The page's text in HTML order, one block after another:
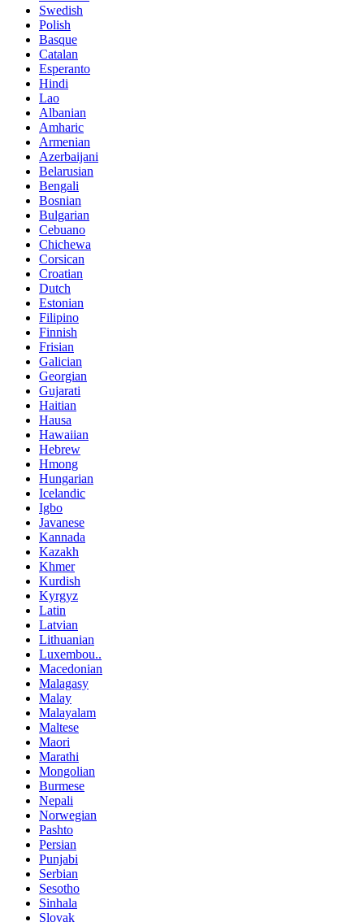
Swedish
Polish
Basque
Catalan
Esperanto
Hindi
Lao
Albanian
Amharic
Armenian
Azerbaijani
Belarusian
Bengali
Bosnian
Bulgarian
Cebuano
Chichewa
Corsican
Croatian
Dutch
Estonian
Filipino
Finnish
Frisian
Galician
Georgian
Gujarati
Haitian
Hausa
Hawaiian
Hebrew
Hmong
Hungarian
Icelandic
Igbo
Javanese
Kannada
Kazakh
Khmer
Kurdish
Kyrgyz
Latin
Latvian
Lithuanian
Luxembou..
Macedonian
Malagasy
Malay
Malayalam
Maltese
Maori
Marathi
Mongolian
Burmese
Nepali
Norwegian
Pashto
Persian
Punjabi
Serbian
Sesotho
Sinhala
Slovak